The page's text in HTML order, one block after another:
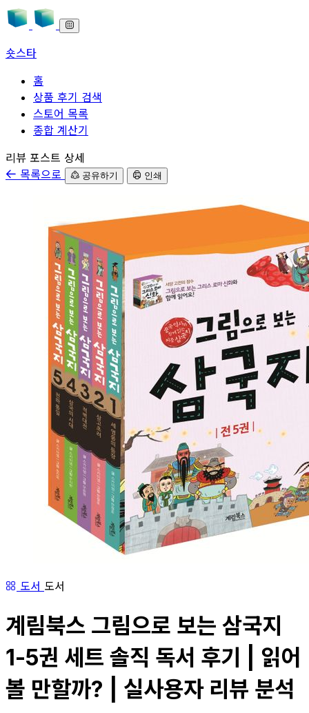
숏스타
홈
상품 후기 검색
스토어 목록
종합 계산기
본문으로 바로가기
리뷰 포스트 상세
목록으로
공유하기 인쇄
도서 도서
계림북스 그림으로 보는 삼국지
1-5권 세트 솔직 독서 후기 | 읽어
볼 만할까? | 실사용자 리뷰 분석